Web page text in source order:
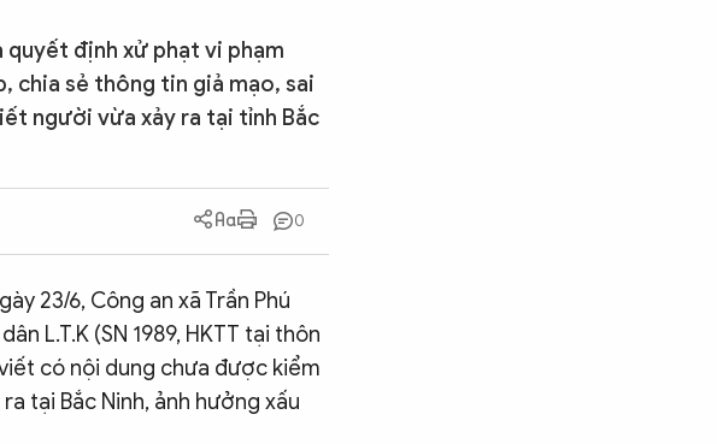
quyết định xử phạt vi phạm
chia sẻ thông tin giả mạo, sai
người vừa xảy ra tại tỉnh Bắc
0
23/6, Công an xã Trần Phú
L.T.K (SN 1989, HKTT tại thôn
có nội dung chưa được kiểm
tại Bắc Ninh, ảnh hưởng xấu